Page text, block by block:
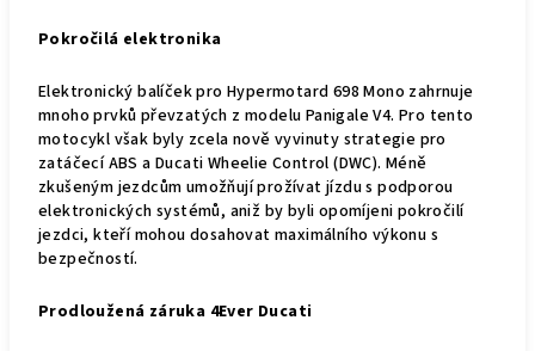
Pokročilá elektronika
Elektronický balíček pro Hypermotard 698 Mono zahrnuje
mnoho prvků převzatých z modelu Panigale V4. Pro tento
motocykl však byly zcela nově vyvinuty strategie pro
zatáčecíABS a Ducati Wheelie Control(DWC).Méně
zkušeným jezdcům umožňujíprožívat jízdu s podporou
elektronických systémů, aniž by byli opomíjeni pokročilí
jezdci, kteří mohou dosahovat maximálního výkonu s
bezpečností.
Prodloužená záruka 4Ever Ducati